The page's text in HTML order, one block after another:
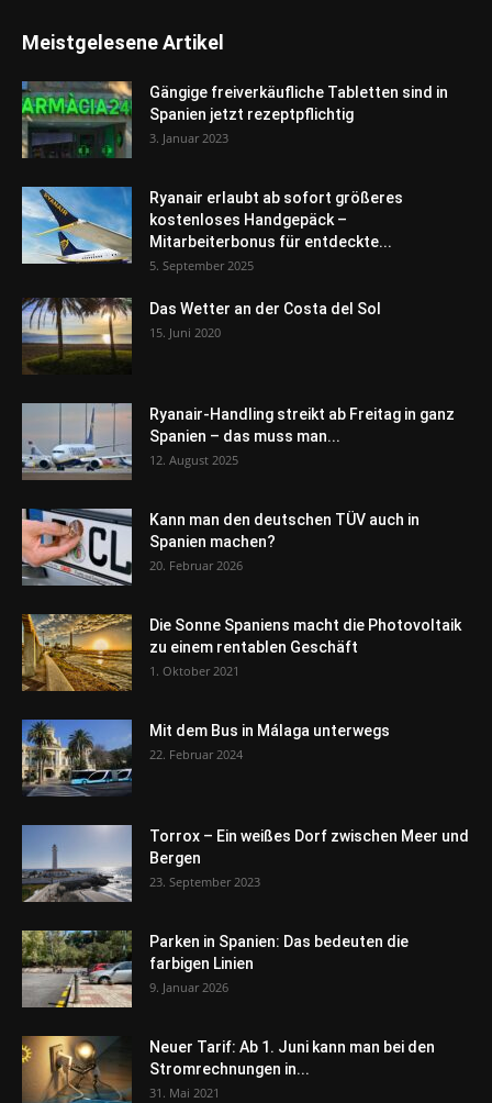
Meistgelesene Artikel
Gängige freiverkäufliche Tabletten sind in
Spanien jetzt rezeptpflichtig
3. Januar 2023
Ryanair erlaubt ab sofort größeres
kostenloses Handgepäck –
Mitarbeiterbonus für entdeckte...
5. September 2025
Das Wetter an der Costa del Sol
15. Juni 2020
Ryanair-Handling streikt ab Freitag in ganz
Spanien – das muss man...
12. August 2025
Kann man den deutschen TÜV auch in
Spanien machen?
20. Februar 2026
Die Sonne Spaniens macht die Photovoltaik
zu einem rentablen Geschäft
1. Oktober 2021
Mit dem Bus in Málaga unterwegs
22. Februar 2024
Torrox – Ein weißes Dorf zwischen Meer und
Bergen
23. September 2023
Parken in Spanien: Das bedeuten die
farbigen Linien
9. Januar 2026
Neuer Tarif: Ab 1. Juni kann man bei den
Stromrechnungen in...
31. Mai 2021